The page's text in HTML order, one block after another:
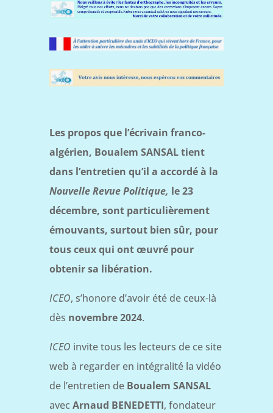
Les propos que l’écrivain franco-
algérien, Boualem SANSAL tient
dans l’entretien qu’il a accordé à la
Nouvelle Revue Politique, le 23
décembre, sont particulièrement
émouvants, surtout bien sûr, pour
tous ceux qui ont œuvré pour
obtenir sa libération.
ICEO, s’honore d’avoir été de ceux-là
dès novembre 2024.
ICEO invite tous les lecteurs de ce site
web à regarder en intégralité la vidéo
de l’entretien de Boualem SANSAL
avec Arnaud BENEDETTI, fondateur